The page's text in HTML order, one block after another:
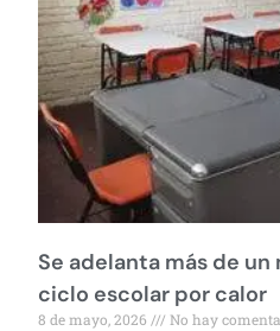
Se adelanta más de
ciclo escolar por calor
8 de mayo, 2026 No hay